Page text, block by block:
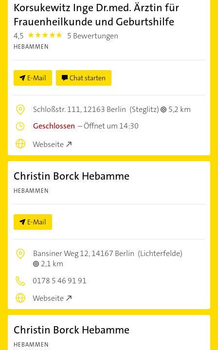
Korsukewitz Inge Dr.med. Ärztin für
Frauenheilkunde und Geburtshilfe
4,5 4.5 5 Bewertungen
HEBAMMEN
E-Mail Chat starten
Schloßstr. 111,12163 Berlin (Steglitz)
5,2 km
Geschlossen –Öffnet um 14:30
Webseite
Christin Borck Hebamme
HEBAMMEN
E-Mail
Bansiner Weg 12,14167 Berlin (Lichterfelde)
2,1 km
0178 5 46 91 91
Webseite
Christin Borck Hebamme
HEBAMMEN